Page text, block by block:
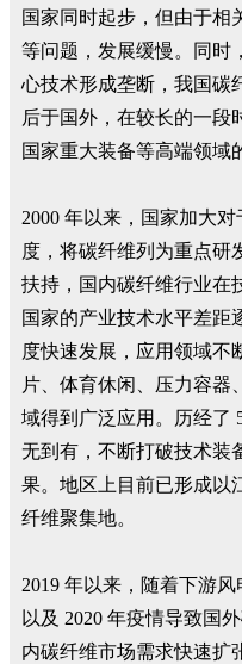
国家同时起步，但由于相
等问题，发展缓慢。同时
心技术形成垄断，我国碳
后于国外，在较长的一段
国家重大装备等高端领域
2000 年以来，国家加大
度，将碳纤维列为重点研
扶持，国内碳纤维行业在
国家的产业技术水平差距
度快速发展，应用领域不
片、体育休闲、压力容器
域得到广泛应用。历经了
无到有，不断打破技术装
果。地区上目前已形成以
纤维聚集地。
2019 年以来，随着下游
以及 2020 年疫情导致国
内碳纤维市场需求快速扩